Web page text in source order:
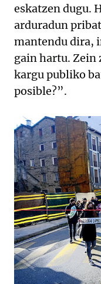
eskatzen dugu.
arduradun
mantendu dira,
gain hartu. Zein
kargu publiko
posible?”.